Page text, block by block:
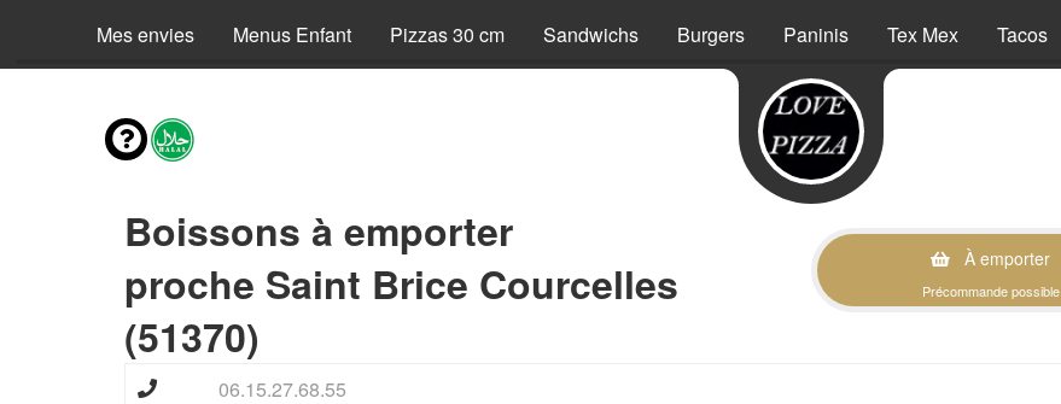
Mes envies Menus Enfant Pizzas 30 cm Sandwichs Burgers Paninis Tex Mex Tacos
Boissons à emporter
proche Saint Brice Courcelles
(51370)
À emporter
Précommande possible
06.15.27.68.55